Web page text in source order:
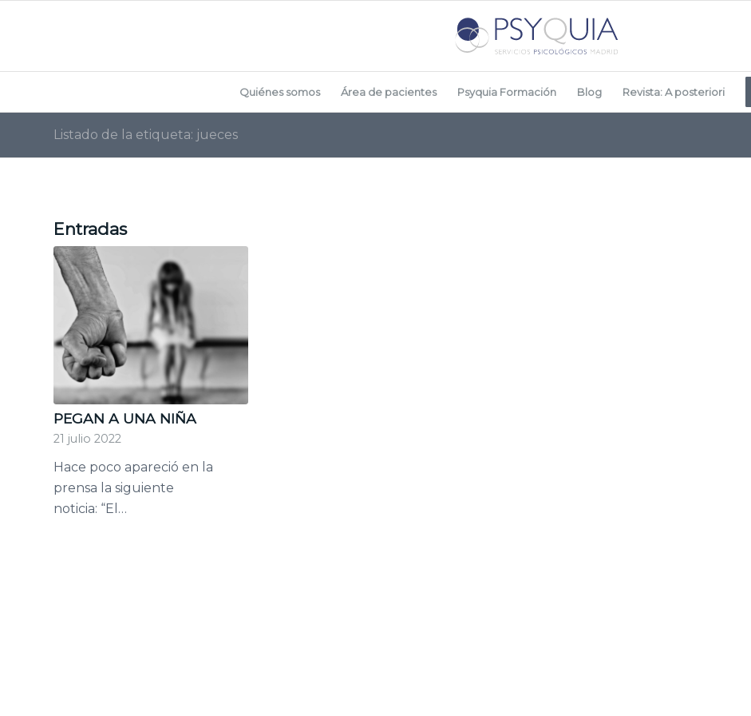
Quiénes somos Área de pacientes Psyquia Formación Blog Revista: A posteriori
Listado de la etiqueta: jueces
Entradas
PEGAN A UNA NIÑA
21 julio 2022
Hace poco apareció en la
prensa la siguiente
noticia: “El…